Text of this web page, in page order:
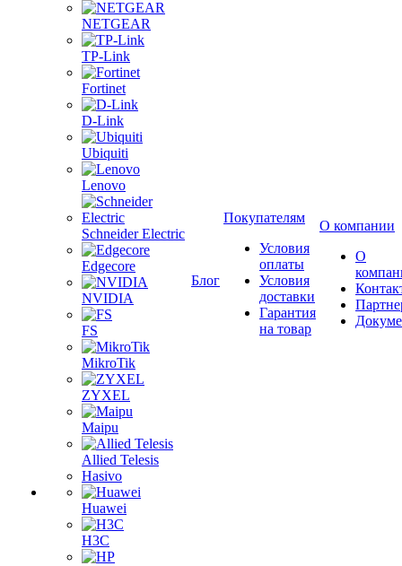
NETGEAR
TP-Link
Fortinet
D-Link
Ubiquiti
Lenovo
Schneider Electric
Edgecore
NVIDIA
FS
MikroTik
ZYXEL
Maipu
Allied Telesis
Hasivo
Huawei
H3C
Блог
Покупателям
Условия
оплаты
Условия
доставки
Гарантия
на товар
О компании
О